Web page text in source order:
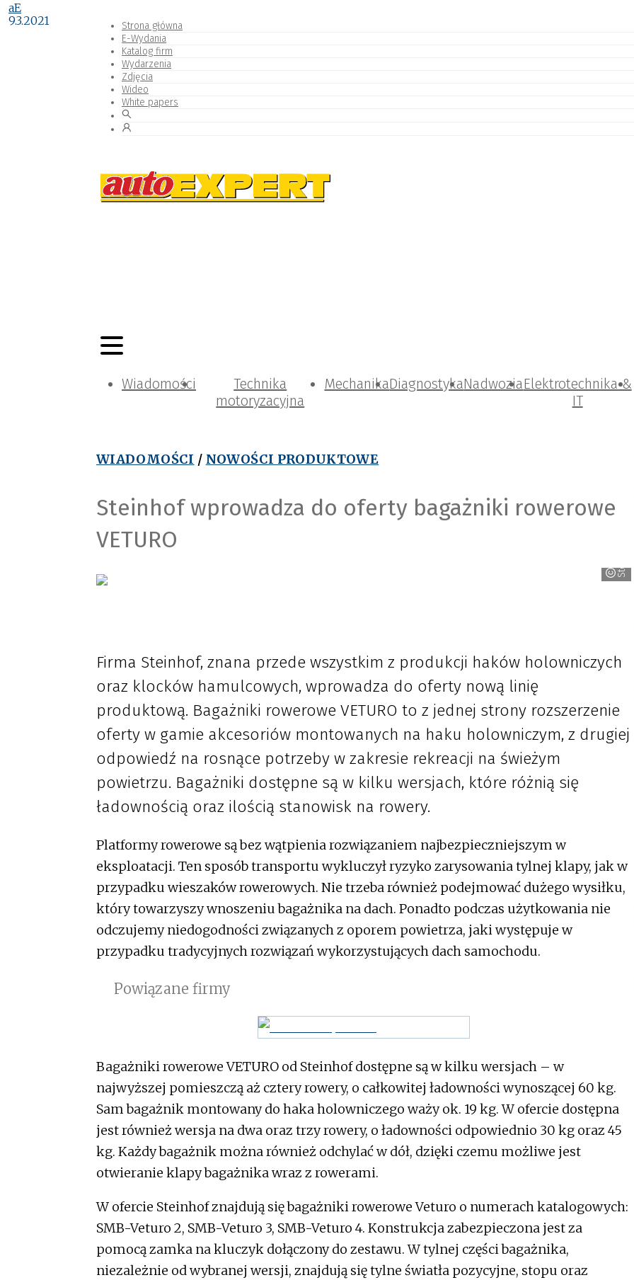
Strona główna
E-Wydania
Katalog firm
Wydarzenia
Zdjęcia
Wideo
White papers
Wiadomości
Technika
motoryzacyjna
MechanikaDiagnostykaNadwoziaElektrotechnika &
IT
WIADOMOŚCI / NOWOŚCI PRODUKTOWE
Steinhof wprowadza do oferty bagażniki rowerowe
VETURO
Steinhof
aE
9.3.2021
Firma Steinhof, znana przede wszystkim z produkcji haków holowniczych
oraz klocków hamulcowych, wprowadza do oferty nową linię
produktową. Bagażniki rowerowe VETURO to z jednej strony rozszerzenie
oferty w gamie akcesoriów montowanych na haku holowniczym, z drugiej
odpowiedź na rosnące potrzeby w zakresie rekreacji na świeżym
powietrzu. Bagażniki dostępne są w kilku wersjach, które różnią się
ładownością oraz ilością stanowisk na rowery.
Platformy rowerowe są bez wątpienia rozwiązaniem najbezpieczniejszym w
eksploatacji. Ten sposób transportu wykluczył ryzyko zarysowania tylnej klapy, jak w
przypadku wieszaków rowerowych. Nie trzeba również podejmować dużego wysiłku,
który towarzyszy wnoszeniu bagażnika na dach. Ponadto podczas użytkowania nie
odczujemy niedogodności związanych z oporem powietrza, jaki występuje w
przypadku tradycyjnych rozwiązań wykorzystujących dach samochodu.
Powiązane firmy
Bagażniki rowerowe VETURO od Steinhof dostępne są w kilku wersjach – w
najwyższej pomieszczą aż cztery rowery, o całkowitej ładowności wynoszącej 60 kg.
Sam bagażnik montowany do haka holowniczego waży ok. 19 kg. W ofercie dostępna
jest również wersja na dwa oraz trzy rowery, o ładowności odpowiednio 30 kg oraz 45
kg. Każdy bagażnik można również odchylać w dół, dzięki czemu możliwe jest
otwieranie klapy bagażnika wraz z rowerami.
W ofercie Steinhof znajdują się bagażniki rowerowe Veturo o numerach katalogowych:
SMB-Veturo 2, SMB-Veturo 3, SMB-Veturo 4. Konstrukcja zabezpieczona jest za
pomocą zamka na kluczyk dołączony do zestawu. W tylnej części bagażnika,
niezależnie od wybranej wersji, znajdują się tylne światła pozycyjne, stopu oraz